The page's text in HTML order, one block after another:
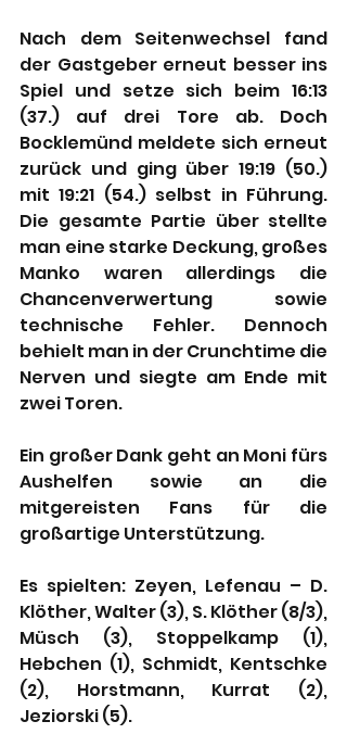
Nach dem Seitenwechsel fand
der Gastgeber erneut besser ins
Spiel und setze sich beim 16:13
(37.) auf drei Tore ab. Doch
Bocklemünd meldete sich erneut
zurück und ging über 19:19 (50.)
mit 19:21 (54.) selbst in Führung.
Die gesamte Partie über stellte
man eine starke Deckung, großes
Manko waren allerdings die
Chancenverwertung sowie
technische Fehler. Dennoch
behielt man in der Crunchtime die
Nerven und siegte am Ende mit
zwei Toren.
Ein großer Dank geht an Moni fürs
Aushelfen sowie an die
mitgereisten Fans für die
großartige Unterstützung.
Es spielten: Zeyen, Lefenau – D.
Klöther, Walter (3), S. Klöther (8/3),
Müsch (3), Stoppelkamp (1),
Hebchen (1), Schmidt, Kentschke
(2), Horstmann, Kurrat (2),
Jeziorski (5).